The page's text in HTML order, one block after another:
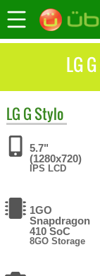
LG
LG G Stylo
5.7"
(1280x720)
IPS LCD
1GO
Snapdragon
410 SoC
8GO Storage